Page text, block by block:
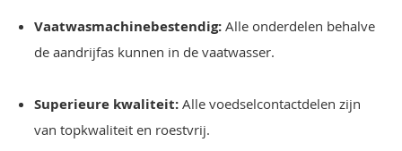
Vaatwasmachinebestendig: Alle onderdelen behalve
de aandrijfas kunnen in de vaatwasser.
Superieure kwaliteit: Alle voedselcontactdelen zijn
van topkwaliteit en roestvrij.